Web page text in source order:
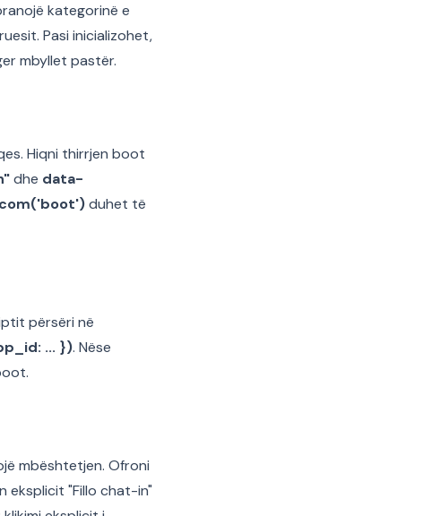
kategorinë e
Pasi inicializohet,
mbyllet pastër.
Hiqni thirrjen boot
dhe data-
duhet të
përsëri në
... }). Nëse
mbështetjen. Ofroni
eksplicit "Fillo chat-in"